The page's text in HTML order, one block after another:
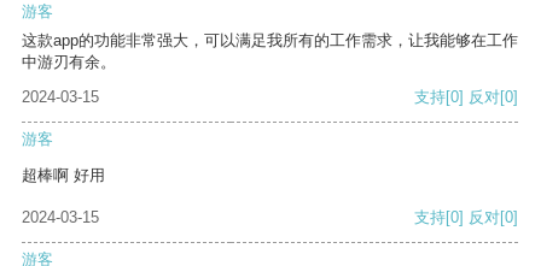
游客
这款app的功能非常强大，可以满足我所有的工作需求，让我能够在工作
中游刃有余。
2024-03-15
支持[0] 反对[0]
游客
超棒啊 好用
2024-03-15 支持[0] 反对[0]
游客